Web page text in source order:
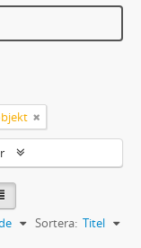
Sortera: Titel